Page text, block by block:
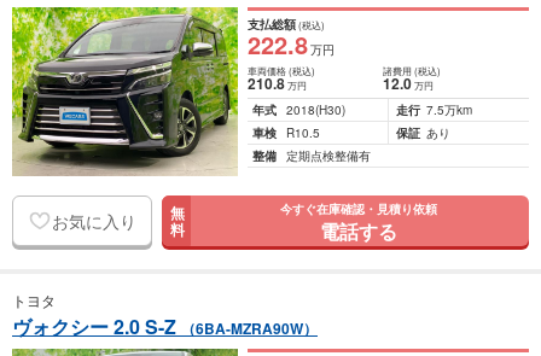
支払総額(税込)
222.8万円
車両価格(税込)
210.8万円
諸費用 (税込)
12.0 万円
年式 2018(H30) 走行 7.5万km
車検
R10.5 保証 あり
整備 定期点検整備有
お気に入り 無
料
今すぐ在庫確認・見積り依頼
電話する
トヨタ
ヴォクシー 2.0 S-Z （6BA-MZRA90W）